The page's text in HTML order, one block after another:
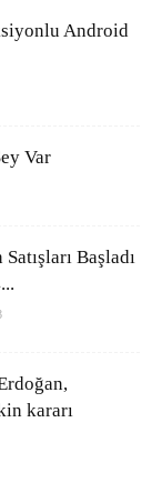
Android
Var
Başladı
kararı